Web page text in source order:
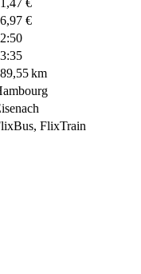
€
km
FlixTrain
, ©OpenStreetMapcontributors